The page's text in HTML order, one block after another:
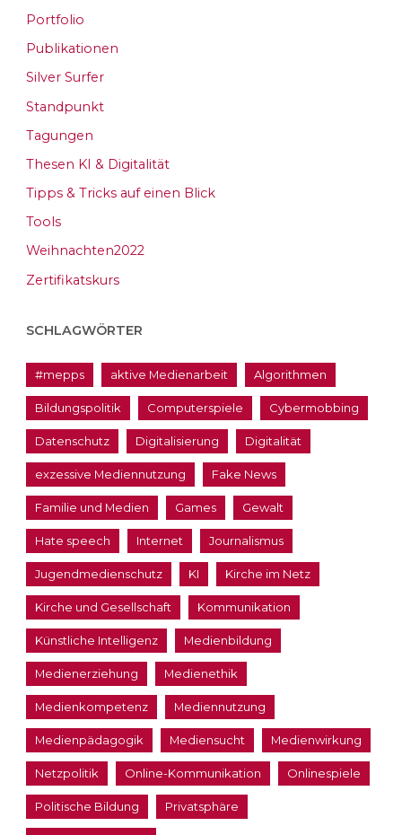
Portfolio
Publikationen
Silver Surfer
Standpunkt
Tagungen
Thesen KI & Digitalität
Tipps & Tricks auf einen Blick
Tools
Weihnachten2022
Zertifikatskurs
SCHLAGWÖRTER
#mepps aktive Medienarbeit Algorithmen
Bildungspolitik Computerspiele Cybermobbing
Datenschutz Digitalisierung Digitalität
exzessive Mediennutzung Fake News
Familie und Medien Games Gewalt
Hate speech Internet Journalismus
Jugendmedienschutz KI Kirche im Netz
Kirche und Gesellschaft Kommunikation
Künstliche Intelligenz Medienbildung
Medienerziehung Medienethik
Medienkompetenz Mediennutzung
Medienpädagogik Mediensucht Medienwirkung
Netzpolitik Online-Kommunikation Onlinespiele
Politische Bildung Privatsphäre